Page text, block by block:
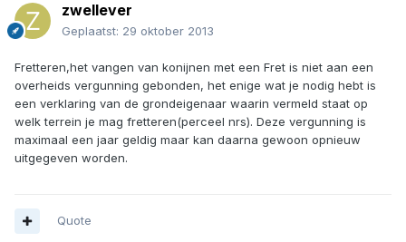
zwellever
Geplaatst: 29 oktober 2013
Fretteren,het vangen van konijnen met een Fret is niet aan een
overheids vergunning gebonden, het enige wat je nodig hebt is
een verklaring van de grondeigenaar waarin vermeld staat op
welk terrein je mag fretteren(perceel nrs). Deze vergunning is
maximaal een jaar geldig maar kan daarna gewoon opnieuw
uitgegeven worden.
Quote